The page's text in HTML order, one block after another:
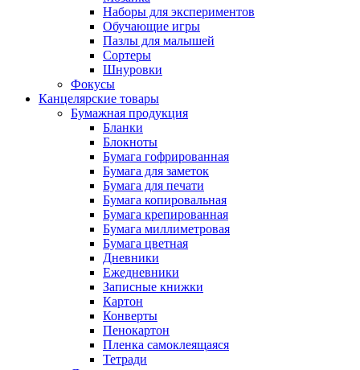
Наборы для экспериментов
Обучающие игры
Пазлы для малышей
Сортеры
Шнуровки
Фокусы
Канцелярские товары
Бумажная продукция
Бланки
Блокноты
Бумага гофрированная
Бумага для заметок
Бумага для печати
Бумага копировальная
Бумага крепированная
Бумага миллиметровая
Бумага цветная
Дневники
Ежедневники
Записные книжки
Картон
Конверты
Пенокартон
Пленка самоклеящаяся
Тетради